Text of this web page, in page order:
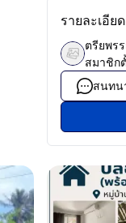
รายละเอีย
ตรียพร
สมาชิก
สนทน